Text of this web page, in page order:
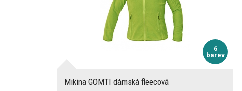
6
barev
Mikina GOMTI dámská fleecová